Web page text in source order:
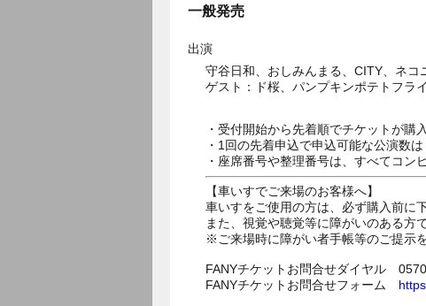
一般発売
出演
守谷日和、おしみんまる、CITY、ネコ
ゲスト：ド桜、パンプキンポテトフライ
・受付開始から先着順でチケットが購
・1回の先着申込で申込可能な公演数は
・座席番号や整理番号は、すべてコン
【車いすでご来場のお客様へ】
車いすをご使用の方は、必ず購入前に
また、視覚や聴覚等に障がいのある方
※ご来場時に障がい者手帳等のご提示
FANYチケットお問合せダイヤル
FANYチケットお問合せフォーム